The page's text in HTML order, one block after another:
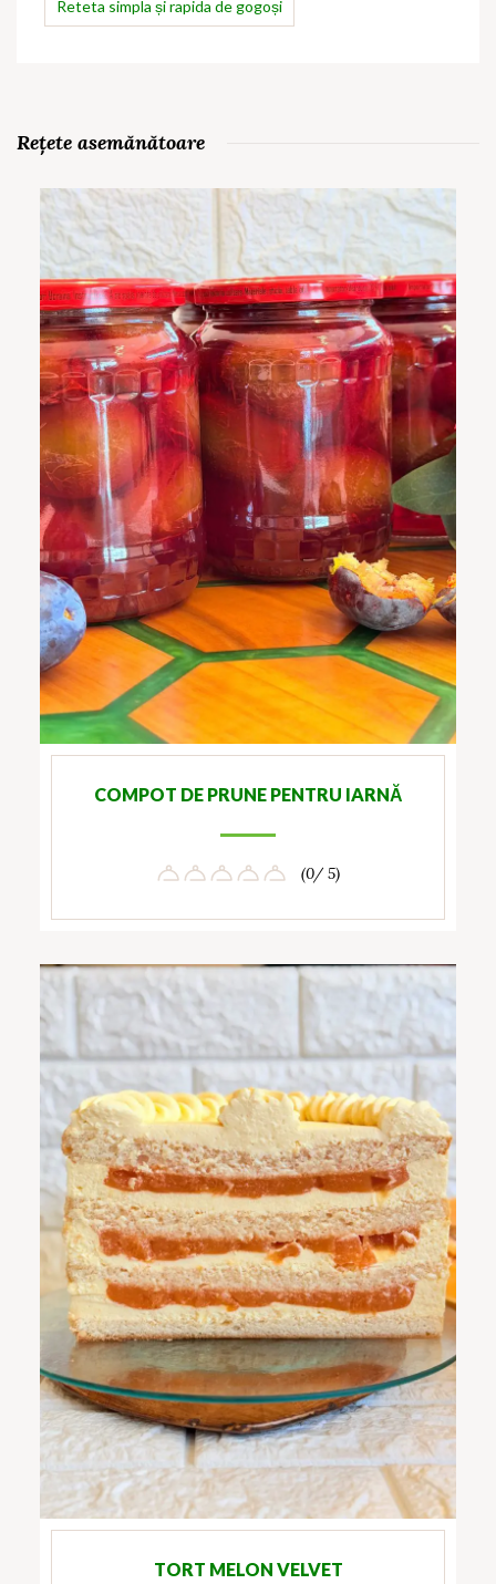
Reteta simpla și rapida de gogoși
Rețete asemănătoare
COMPOT DE PRUNE PENTRU IARNĂ
(0/ 5)
TORT MELON VELVET